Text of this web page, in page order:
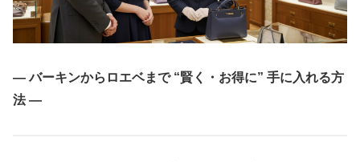
― バーキンからロエベまで “賢く・お得に” 手に入れる方
法 ―